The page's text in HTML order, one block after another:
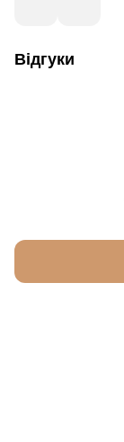
Відгуки